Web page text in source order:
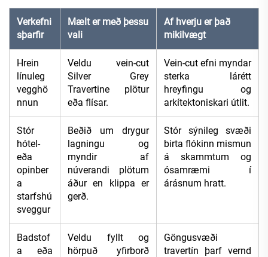
Verkefni
sþarfir
Mælt er með þessu
vali
Af hverju er það
mikilvægt
Hrein
línuleg
vegghö
nnun
Veldu vein-cut
Silver Grey
Travertine plötur
eða flísar.
Vein-cut efni myndar
sterka lárétt
hreyfingu og
arkítektoniskari útlit.
Stór
hótel-
eða
opinber
a
starfshú
sveggur
Beðið um drygur
lagningu og
myndir af
núverandi plötum
áður en klippa er
gerð.
Stór sýnileg svæði
birta flókinn mismun
á skammtum og
ósamræmi í
árásnum hratt.
Badstof
a eða
Veldu fyllt og
hörpuð yfirborð
Göngusvæði
travertín þarf vernd